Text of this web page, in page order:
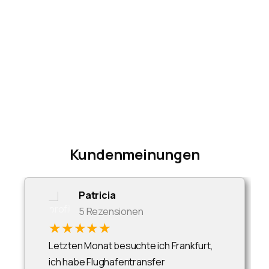
Kundenmeinungen
Patricia
5 Rezensionen
★★★★★
Letzten Monat besuchte ich Frankfurt,
ich habe Flughafentransfer